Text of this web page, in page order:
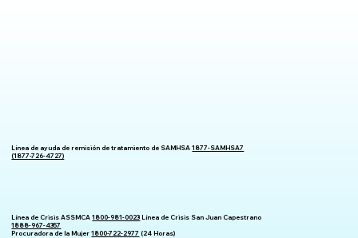
Línea de ayuda de remisión de tratamiento de SAMHSA1877-SAMHSA7
(1877-726-4727)
Línea de Crisis ASSMCA1800-981-0023 Línea de Crisis San Juan Capestrano
1888-967-4357
Procuradora de la Mujer1800-722-2977 (24 Horas)